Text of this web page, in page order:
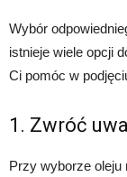
Wybór
istnieje wiele opcji
Ci pomóc w
1. Zwróć
Przy wyborze oleju